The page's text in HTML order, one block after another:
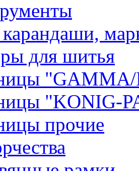
для шитья
"GAMMA/
"KONIG-
прочие